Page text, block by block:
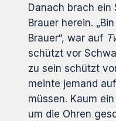
Danach brach ein
Brauer herein.
Brauer“, war auf
schützt vor
zu sein schützt
meinte jemand auf
müssen. Kaum
um die Ohren